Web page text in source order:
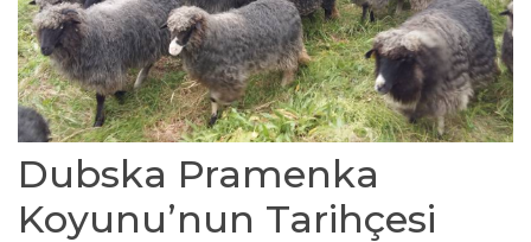
Dubska Pramenka
Koyunu’nun Tarihçesi